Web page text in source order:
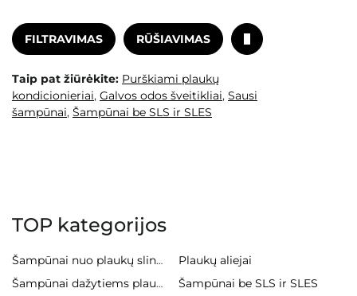
FILTRAVIMAS RŪŠIAVIMAS
Taip pat žiūrėkite: Purškiami plaukų
kondicionieriai, Galvos odos šveitikliai, Sausi
šampūnai, Šampūnai be SLS ir SLES
TOP kategorijos
Šampūnai nuo plaukų slinkimo Plaukų aliejai
Šampūnai dažytiems plaukams
Šampūnai be SLS ir SLES